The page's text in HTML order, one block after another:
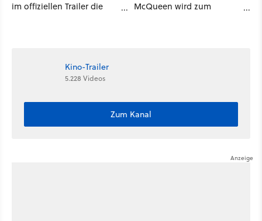
im offiziellen Trailer die
McQueen wird zum
Kino-Trailer
5.228 Videos
Zum Kanal